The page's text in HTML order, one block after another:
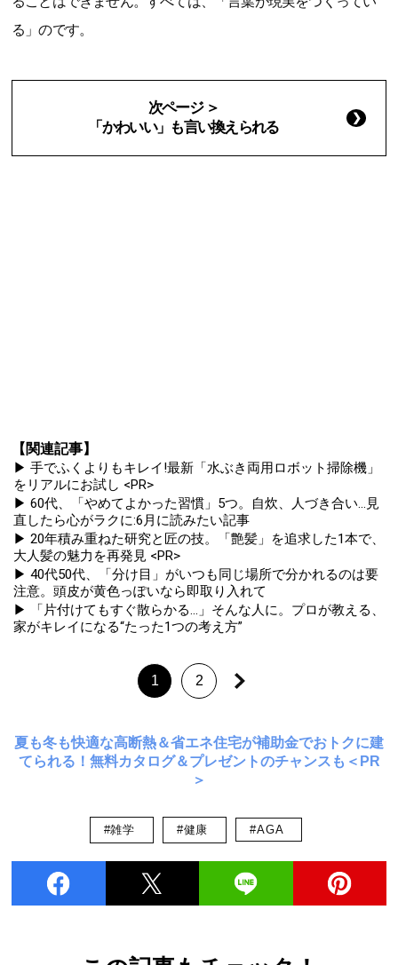
る」のです。
次ページ ＞
「かわいい」も言い換えられる
【関連記事】
▶ 手でふくよりもキレイ!最新「水ぶき両用ロボット掃除機」
をリアルにお試し <PR>
▶ 60代、「やめてよかった習慣」5つ。自炊、人づき合い...見
直したら心がラクに:6月に読みたい記事
▶ 20年積み重ねた研究と匠の技。「艶髪」を追求した1本で、
大人髪の魅力を再発見 <PR>
▶ 40代50代、「分け目」がいつも同じ場所で分かれるのは要
注意。頭皮が黄色っぽいなら即取り入れて
▶ 「片付けてもすぐ散らかる...」そんな人に。プロが教える、
家がキレイになる“たった1つの考え方”
1 2
夏も冬も快適な高断熱＆省エネ住宅が補助金でおトクに建
てられる！無料カタログ＆プレゼントのチャンスも＜PR
＞
#雑学 #健康 #AGA